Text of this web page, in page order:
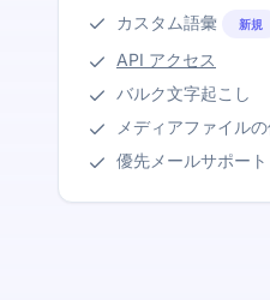
カスタム語彙
新規
API アクセス
バルク文字起こし
メディアファイル
優先メールサポート